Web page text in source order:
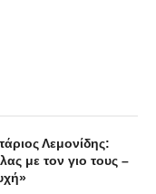
Λεμονίδης:
με τον γιο τους –